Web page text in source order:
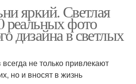
яркий. Светлая
реальных фото
дизайна в светлых
не только привлекают
но и вносят в жизнь